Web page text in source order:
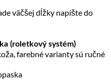
väčšej dĺžky napíšte do
(roletkový systém)
farebné varianty sú ručné